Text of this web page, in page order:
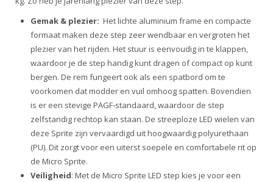
Gemak & plezier: Het lichte aluminium frame en compacte
formaat maken deze step zeer wendbaar en vergroten het
plezier van het rijden. Het stuur is eenvoudig in te klappen,
waardoor je de step handig kunt dragen of compact op kunt
bergen. De rem fungeert ook als een spatbord om te
voorkomen dat modder en vuil omhoog spatten. Bovendien
is er een stevige PAGF-standaard, waardoor de step
zelfstandig rechtop kan staan. De streeploze LED wielen van
deze Sprite zijn vervaardigd uit hoogwaardig polyurethaan
(PU). Dit zorgt voor een uiterst soepele en comfortabele rit op
de Micro Sprite.
Veiligheid: Met de Micro Sprite LED step kies je voor een